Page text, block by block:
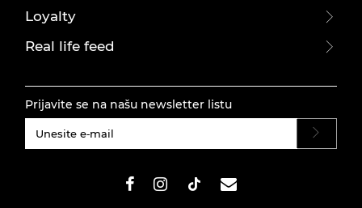
Loyalty
Real life feed
Prijavite se na našu newsletter listu